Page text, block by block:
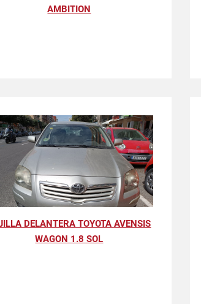
AMBITION
DELANTERA TOYOTA AVENSIS
WAGON 1.8 SOL